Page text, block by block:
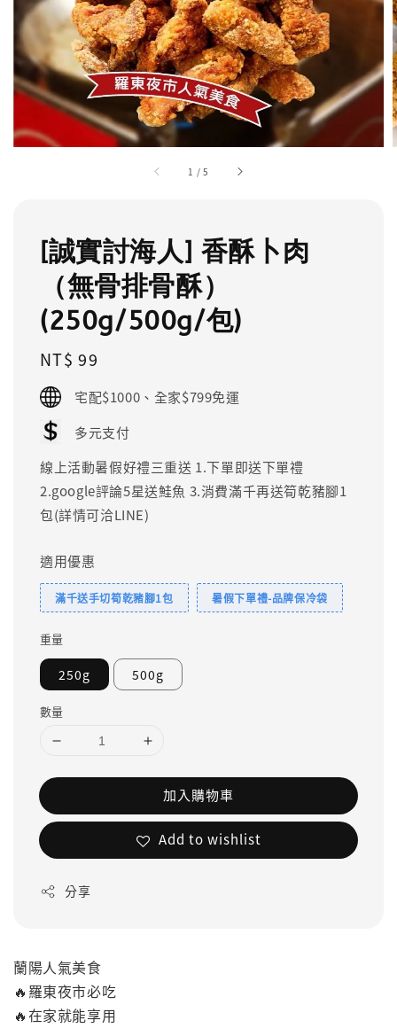
1 /5
[誠實討海人] 香酥卜肉
（無骨排骨酥）
(250g/500g/包)
Regular
price
NT$ 99
宅配$1000、全家$799免運
多元支付
線上活動暑假好禮三重送 1.下單即送下單禮
2.google評論5星送鮭魚 3.消費滿千再送筍乾豬腳1
包(詳情可洽LINE)
適用優惠
滿千送手切筍乾豬腳1包 暑假下單禮-品牌保冷袋
重量
250g 500g
數量
加入購物車
Add to wishlist
分享
蘭陽人氣美食
🔥羅東夜市必吃
🔥在家就能享用